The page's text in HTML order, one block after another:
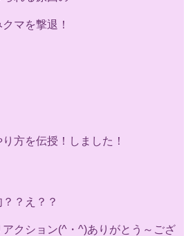
マを撃退！
方を伝授！しました！
？え？？
クション(^・^)ありがとう～ござ